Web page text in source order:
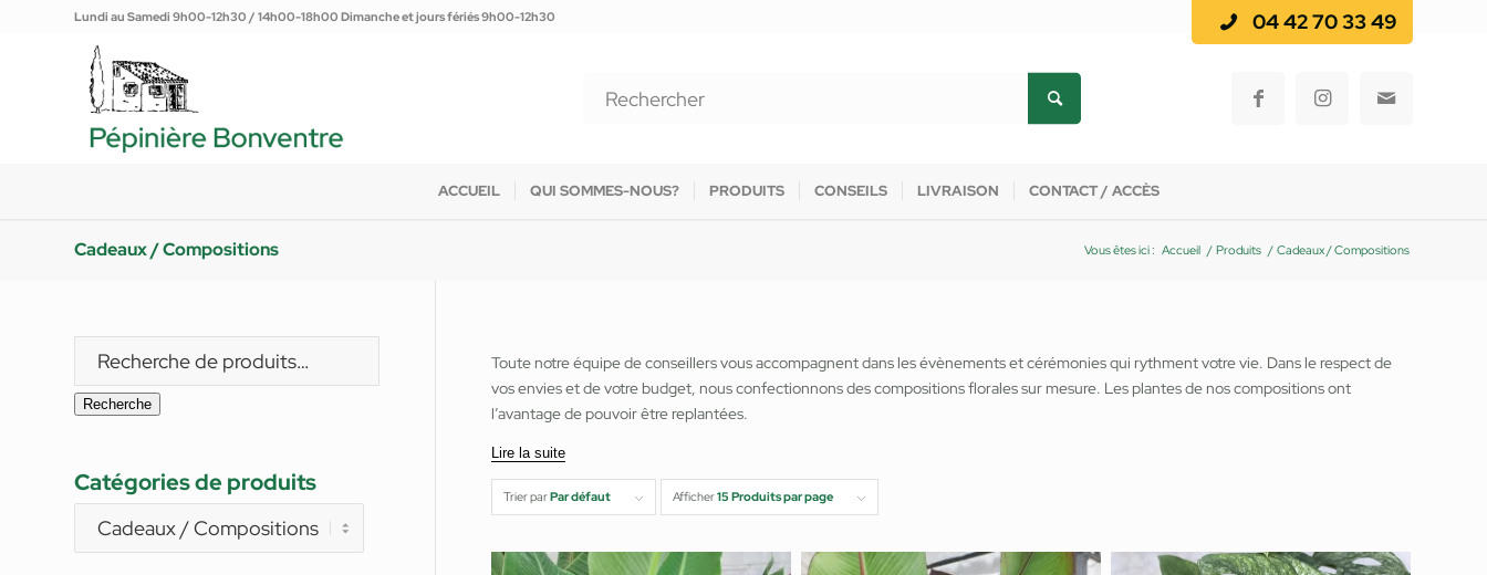
04 42 70 33 49
Lundi au Samedi 9h00-12h30 / 14h00-18h00 Dimanche et jours fériés 9h00-12h30
ACCUEIL QUI SOMMES-NOUS? PRODUITS CONSEILS LIVRAISON CONTACT / ACCÈS
Cadeaux / Compositions Vous êtes ici : Accueil / Produits / Cadeaux / Compositions
Toute notre équipe de conseillers vous accompagnent dans les évènements et cérémonies qui rythment votre vie. Dans le respect de
vos envies et de votre budget, nous confectionnons des compositions florales sur mesure. Les plantes de nos compositions ont
l’avantage de pouvoir être replantées.
Lire la suite
Trier parPar défaut Afficher15 Produits par page
Recherche
Catégories de produits